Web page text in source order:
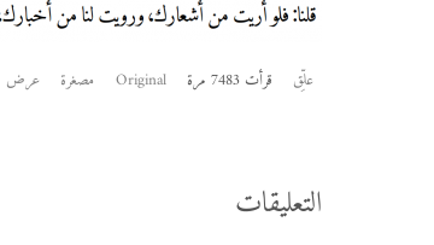
علِّق قرأت 7483 مرة Original مصغرة عرض
التعليقات